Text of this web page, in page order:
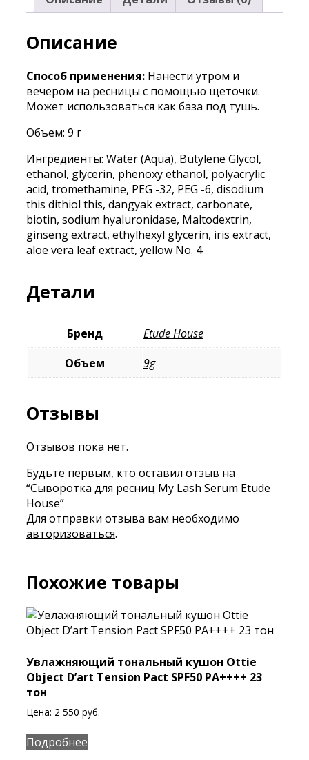
Описание
Способ применения: Нанести утром и
вечером на ресницы с помощью щеточки.
Может использоваться как база под тушь.
Объем: 9 г
Ингредиенты: Water (Aqua), Butylene Glycol,
ethanol, glycerin, phenoxy ethanol, polyacrylic
acid, tromethamine, PEG -32, PEG -6, disodium
this dithiol this, dangyak extract, carbonate,
biotin, sodium hyaluronidase, Maltodextrin,
ginseng extract, ethylhexyl glycerin, iris extract,
aloe vera leaf extract, yellow No. 4
Детали
Бренд
Etude House
Объем
9g
Отзывы
Отзывов пока нет.
Будьте первым, кто оставил отзыв на
“Сыворотка для ресниц My Lash Serum Etude
House”
Для отправки отзыва вам необходимо
авторизоваться.
Похожие товары
Увлажняющий тональный кушон Ottie
Object D’art Tension Pact SPF50 PA++++ 23
тон
Цена: 2 550 руб.
Подробнее